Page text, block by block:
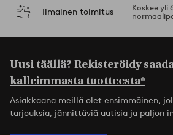
Ilmainen toimitus
Koskee yli
Uusi täällä? Rekisteröidy
kalleimmasta tuotteesta*
Asiakkaana meillä olet ensimmäinen,
tarjouksia, jännittäviä uutisia ja paljon